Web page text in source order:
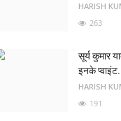
HARISH
263
सूर्य कुमार
इनके
HARISH
191